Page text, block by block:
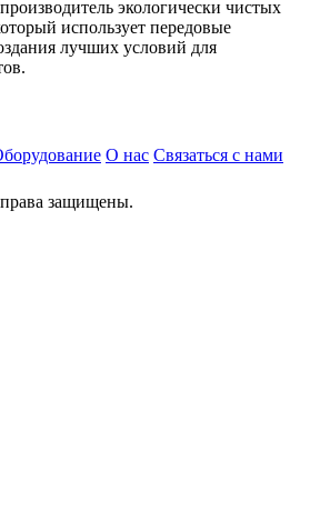
экологически чистых
использует передовые
лучших условий для
О нас Связаться с нами
защищены.